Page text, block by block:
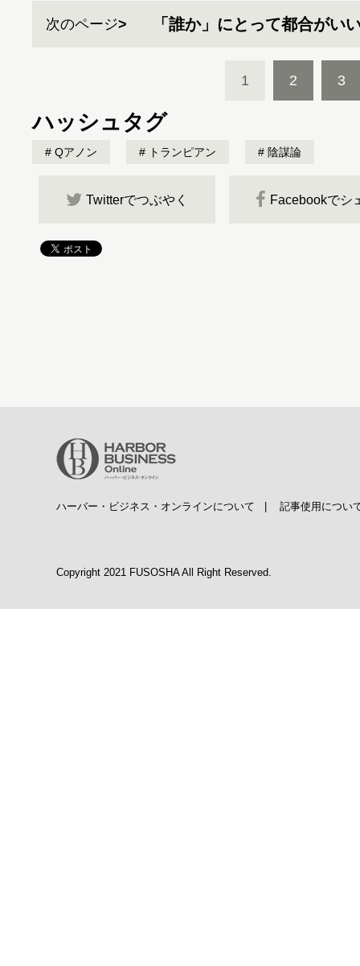
次のページ 「誰か」にとって都合がい
1 2 3
ハッシュタグ
Qアノン トランピアン 陰謀論
Twitterでつぶやく Facebookでシ
ハーバー・ビジネス・オンラインについて 記事使用につい
Copyright 2021 FUSOSHA All Right Reserved.